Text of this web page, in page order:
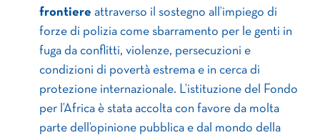
frontiere attraverso il sostegno all’impiego di
forze di polizia come sbarramento per le genti in
fuga da conflitti, violenze, persecuzioni e
condizioni di povertà estrema e in cerca di
protezione internazionale. L’istituzione del Fondo
per l’Africa è stata accolta con favore da molta
parte dell’opinione pubblica e dal mondo della